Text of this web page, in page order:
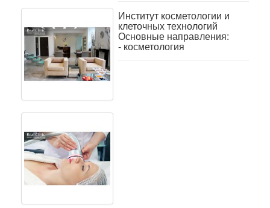
Институт косметологии и
клеточных технологий
Основные направления:
- косметология